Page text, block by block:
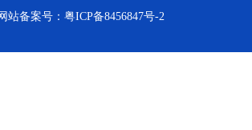
站备案号： 粤ICP备8456847号-2